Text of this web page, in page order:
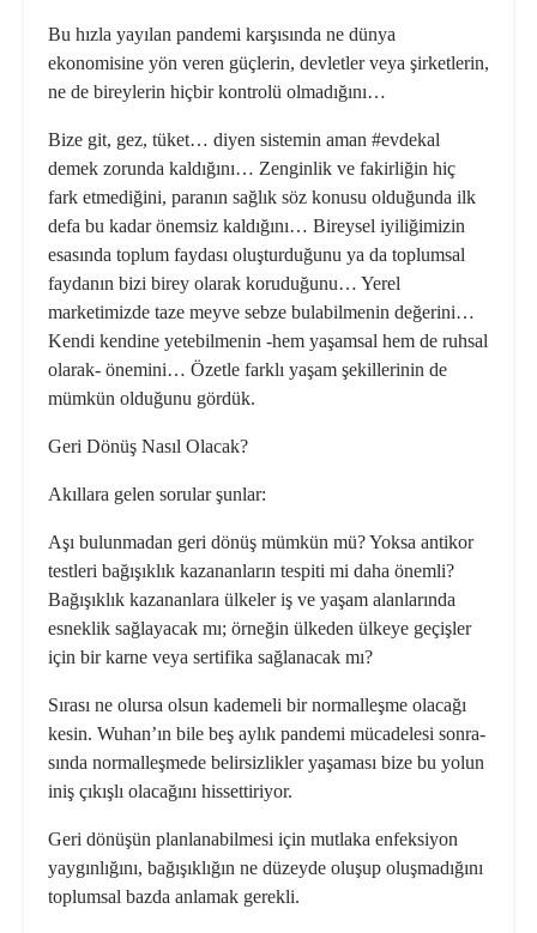
Bu hızla yayılan pandemi karşısında ne dünya
ekonomisine yön veren güçlerin, devletler veya şirketlerin,
ne de bireyle­rin hiçbir kontrolü olmadığını…
Bize git, gez, tüket… diyen sistemin aman #evdekal
demek zorunda kaldı­ğını… Zenginlik ve fakirliğin hiç
fark etmediğini, paranın sağlık söz konusu olduğunda ilk
defa bu kadar önemsiz kaldığını… Bireysel iyiliğimizin
esa­sında toplum faydası oluşturduğunu ya da toplumsal
faydanın bizi birey olarak koruduğunu… Yerel
marketimizde taze meyve sebze bulabilmenin değerini…
Kendi kendine yetebilmenin -hem ya­şamsal hem de ruhsal
olarak- önemi­ni… Özetle farklı yaşam şekillerinin de
mümkün olduğunu gördük.
Geri Dönüş Nasıl Olacak?
Akıllara gelen sorular şunlar:
Aşı bulunmadan geri dönüş mümkün mü? Yoksa antikor
testleri bağışıklık kazananların tespiti mi daha önemli?
Bağışıklık kazananlara ülkeler iş ve ya­şam alanlarında
esneklik sağlayacak mı; örneğin ülkeden ülkeye geçişler
için bir karne veya sertifika sağlanacak mı?
Sırası ne olursa olsun kademeli bir nor­malleşme olacağı
kesin. Wuhan’ın bile beş aylık pandemi mücadelesi sonra­
sında normalleşmede belirsizlikler yaşa­ması bize bu yolun
iniş çıkışlı olacağını hissettiriyor.
Geri dönüşün planlanabilmesi için mut­laka enfeksiyon
yaygınlığını, bağışıklığın ne düzeyde oluşup oluşmadığını
top­lumsal bazda anlamak gerekli.